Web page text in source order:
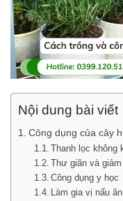
Nội dung bài viết
Công dụng của cây
Thanh lọc không
Thư giãn và
Công dụng y học
Làm gia vị nấu ăn